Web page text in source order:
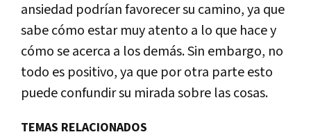
ansiedad podrían favorecer su camino, ya que
sabe cómo estar muy atento a lo que hace y
cómo se acerca a los demás. Sin embargo, no
todo es positivo, ya que por otra parte esto
puede confundir su mirada sobre las cosas.
TEMAS RELACIONADOS